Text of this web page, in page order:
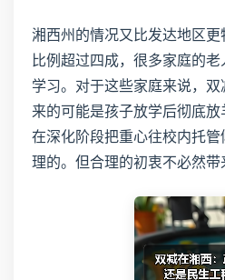
湘西州的情况又比发达地区
比例超过四成，很多家庭的
学习。对于这些家庭来说，
来的可能是孩子放学后彻底
在深化阶段把重心往校内托
理的。但合理的初衷不必然带